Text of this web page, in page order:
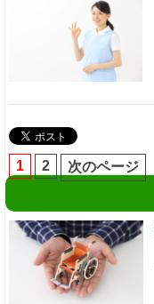
1 2
次のページ